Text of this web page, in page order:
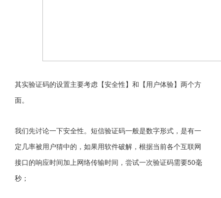
其实验证码的设置主要考虑【安全性】和【用户体验】两个方
面。
我们先讨论一下安全性。短信验证码一般是数字形式，是有一
定几率被用户猜中的，如果用软件破解，根据当前各个互联网
接口的响应时间加上网络传输时间，尝试一次验证码需要50毫
秒；